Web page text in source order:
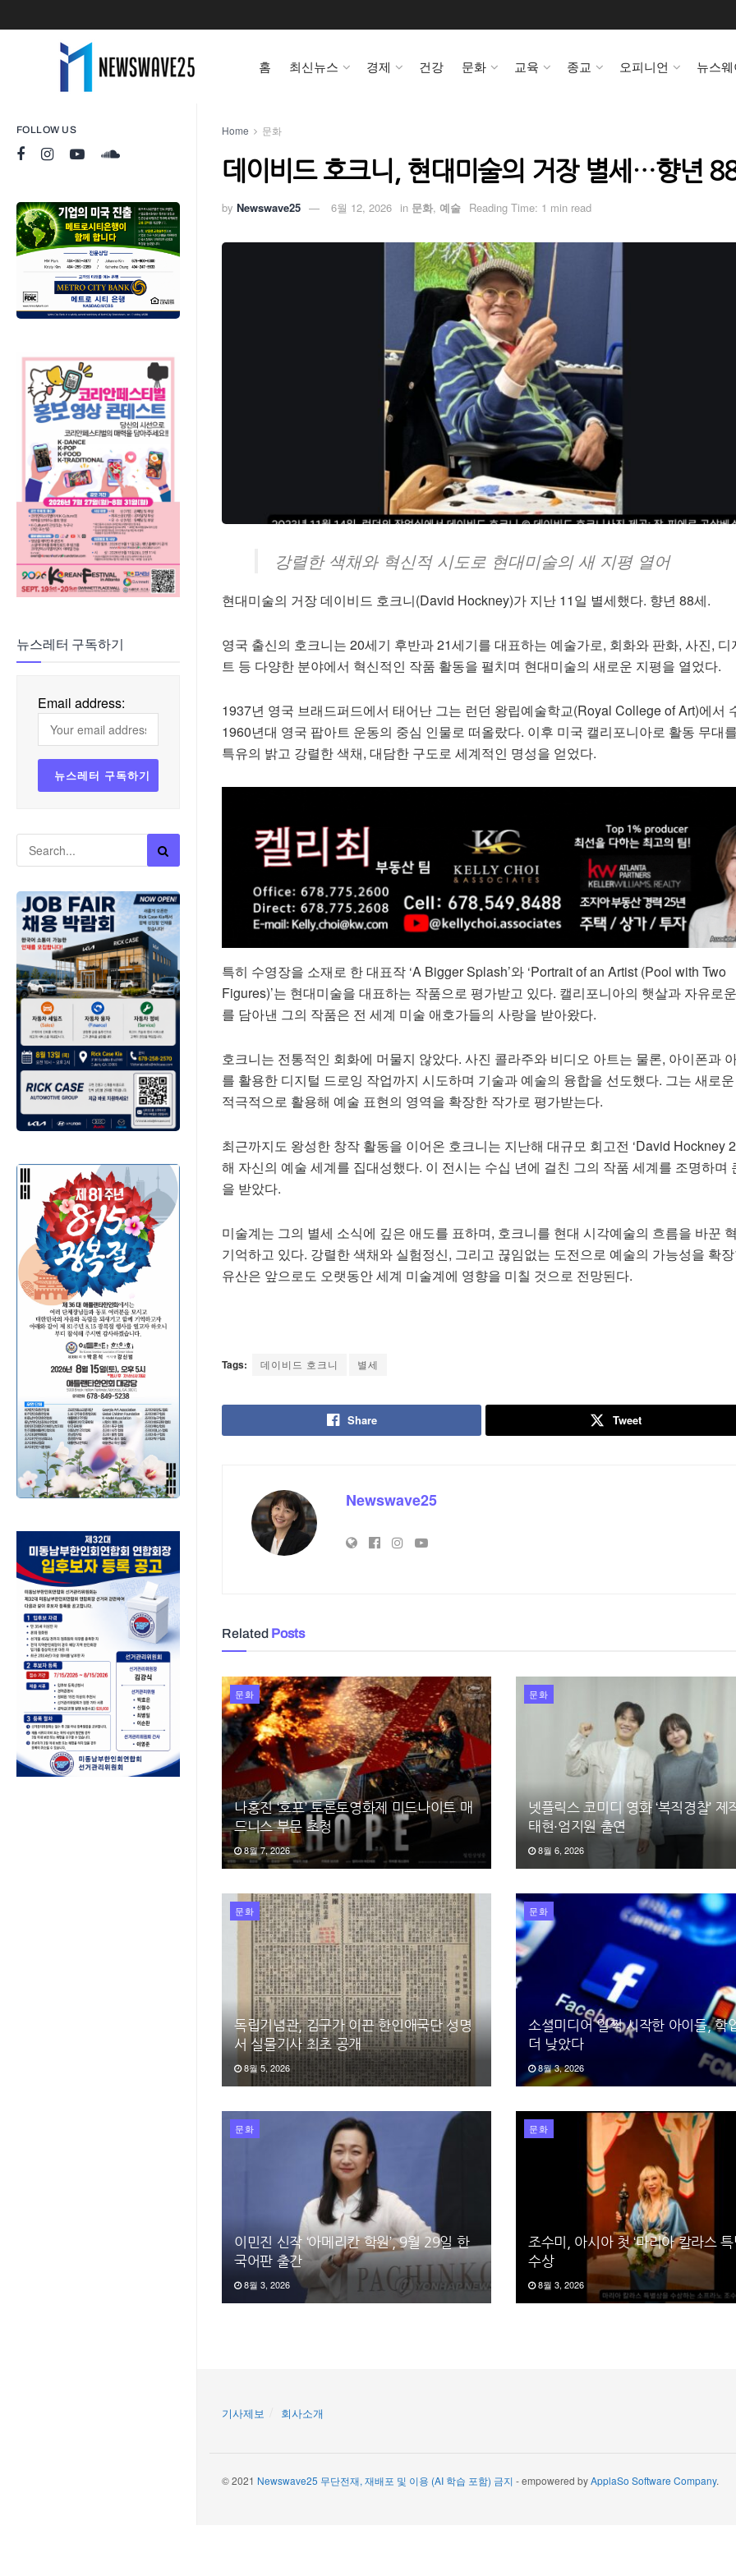
FOLLOW US
뉴스레터 구독하기
Email address:
홈 최신뉴스 경제 건강 문화 교육 종교 오피니언 뉴스
Home 문화
데이비드 호크니, 현대미술의 거장 별세…향년
by Newswave25 6월 12, 2026 in 문화, 예술 Reading Time: 1 min read
강렬한 색채와 혁신적 시도로 현대미술의 새 지평 열어
현대미술의 거장 데이비드 호크니(David Hockney)가 지난 11일 별세했다. 향년 88세.
영국 출신의 호크니는 20세기 후반과 21세기를 대표하는 예술가로, 회화와 판화, 사진, 디
트 등 다양한 분야에서 혁신적인 작품 활동을 펼치며 현대미술의 새로운 지평을 열었다.
1937년 영국 브래드퍼드에서 태어난 그는 런던 왕립예술학교(Royal College of Art)에서
1960년대 영국 팝아트 운동의 중심 인물로 떠올랐다. 이후 미국 캘리포니아로 활동 무대
특유의 밝고 강렬한 색채, 대담한 구도로 세계적인 명성을 얻었다.
특히 수영장을 소재로 한 대표작 ‘A Bigger Splash’와 ‘Portrait of an Artist (Pool with Two
Figures)’는 현대미술을 대표하는 작품으로 평가받고 있다. 캘리포니아의 햇살과 자유로
를 담아낸 그의 작품은 전 세계 미술 애호가들의 사랑을 받아왔다.
호크니는 전통적인 회화에 머물지 않았다. 사진 콜라주와 비디오 아트는 물론, 아이폰과
를 활용한 디지털 드로잉 작업까지 시도하며 기술과 예술의 융합을 선도했다. 그는 새로
적극적으로 활용해 예술 표현의 영역을 확장한 작가로 평가받는다.
최근까지도 왕성한 창작 활동을 이어온 호크니는 지난해 대규모 회고전 ‘David Hockney
해 자신의 예술 세계를 집대성했다. 이 전시는 수십 년에 걸친 그의 작품 세계를 조명하며
을 받았다.
미술계는 그의 별세 소식에 깊은 애도를 표하며, 호크니를 현대 시각예술의 흐름을 바꾼
기억하고 있다. 강렬한 색채와 실험정신, 그리고 끊임없는 도전으로 예술의 가능성을 확
유산은 앞으로도 오랫동안 세계 미술계에 영향을 미칠 것으로 전망된다.
Tags: 데이비드 호크니 별세
Share Tweet
Newswave25
Related Posts
문화
나홍진 ‘호프’ 토론토영화제 미드나이트 매
드니스 부문 초청
8월 7, 2026
문화
넷플릭스 코미디 영화 ‘복직경찰’
태현·엄지원 출연
8월 6, 2026
문화
독립기념관, 김구가 이끈 한인애국단 성명
서 실물기사 최초 공개
8월 5, 2026
문화
소셜미디어 일찍 시작한 아이들, 학
더 낮았다
8월 3, 2026
문화
이민진 신작 ‘아메리칸 학원’, 9월 29일 한
국어판 출간
8월 3, 2026
문화
조수미, 아시아 첫 ‘마리아 칼라스 특
수상
8월 3, 2026
기사제보 회사소개
© 2021 Newswave25 무단전재, 재배포 및 이용 (AI 학습 포함) 금지 - empowered byApplaSo Software Company.